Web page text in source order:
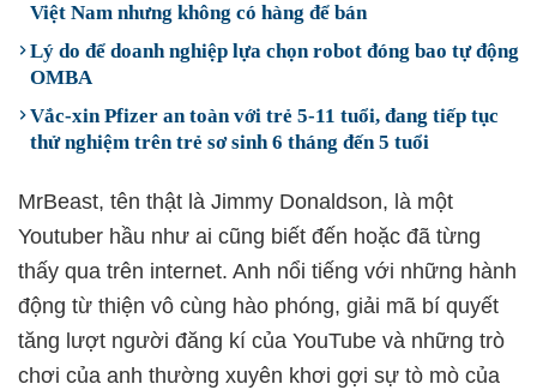
Việt Nam nhưng không có hàng để bán
Lý do để doanh nghiệp lựa chọn robot đóng bao tự động
OMBA
Vắc-xin Pfizer an toàn với trẻ 5-11 tuổi, đang tiếp tục
thử nghiệm trên trẻ sơ sinh 6 tháng đến 5 tuổi
MrBeast, tên thật là Jimmy Donaldson, là một
Youtuber hầu như ai cũng biết đến hoặc đã từng
thấy qua trên internet. Anh nổi tiếng với những hành
động từ thiện vô cùng hào phóng, giải mã bí quyết
tăng lượt người đăng kí của YouTube và những trò
chơi của anh thường xuyên khơi gợi sự tò mò của